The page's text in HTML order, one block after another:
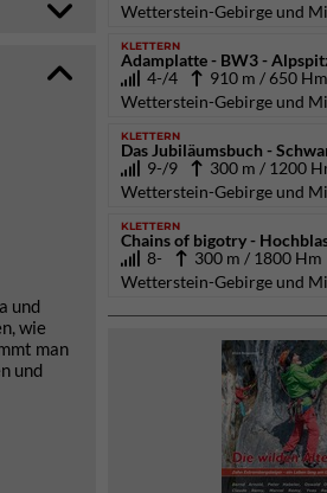
und
wie
man
und
Wetterstein-Gebirge und
KLETTERN
Adamplatte - BW3 -
4-/4
910 m / 650 Hm
Wetterstein-Gebirge und
KLETTERN
Das Jubiläumsbuch -
9-/9
300 m / 1200
Wetterstein-Gebirge und
KLETTERN
Chains of bigotry -
8-
300 m / 1800 Hm
Wetterstein-Gebirge und